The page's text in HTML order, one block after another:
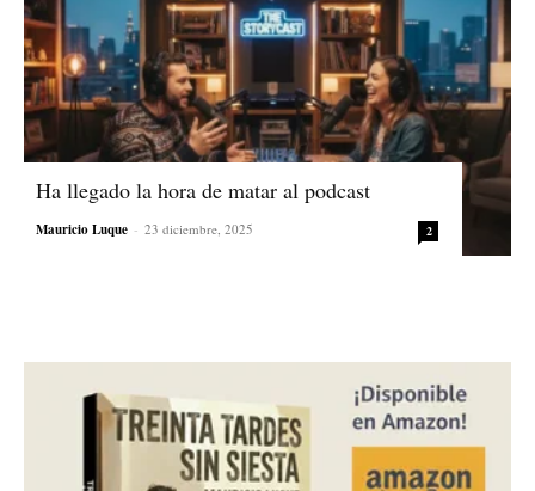
Ha llegado la hora de matar al podcast
Mauricio Luque - 23 diciembre, 2025 2